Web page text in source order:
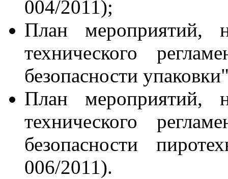
004/2011);
План мероприятий,
технического
безопасности
План мероприятий,
технического
безопасности
006/2011).